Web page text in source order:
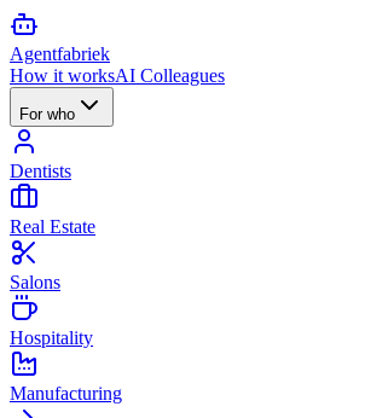
Agentfabriek
How it worksAI Colleagues
For who
Dentists
Real Estate
Salons
Hospitality
Manufacturing